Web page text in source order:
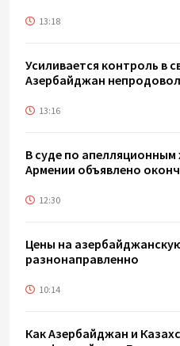
13:18
Усиливается контроль в
Азербайджан
13:16
В суде по
Армении объявлено
12:30
Цены на
разнонаправленно
10:14
Как Азербайджан и